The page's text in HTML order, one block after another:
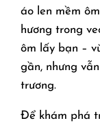
áo len mềm
hương trong
ôm lấy bạn –
gần, nhưng
trương.
Để khám phá